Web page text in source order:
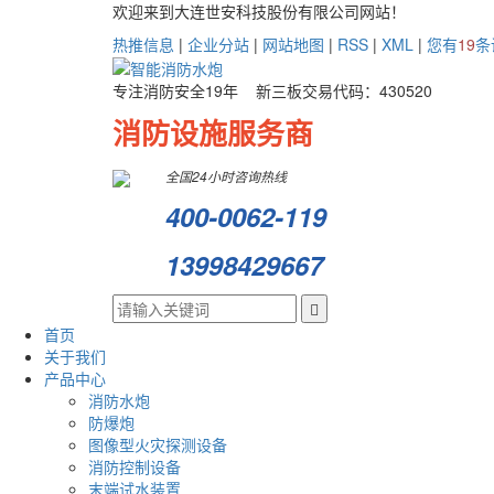
欢迎来到大连世安科技股份有限公司网站！
热推信息 | 企业分站 | 网站地图 | RSS | XML | 您有19条
专注消防安全19年 新三板交易代码：430520
消防设施服务商
全国24小时咨询热线
400-0062-119
13998429667
首页
关于我们
产品中心
消防水炮
防爆炮
图像型火灾探测设备
消防控制设备
末端试水装置